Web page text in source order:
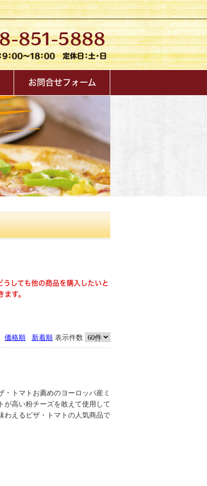
お問合せフォーム
しても他の商品を購入したいと
す。
価格順 新着順 表示件数
トマトお薦めのヨーロッパ産ミ
が高い粉チーズを敢えて使用して
わえるピザ・トマトの人気商品で